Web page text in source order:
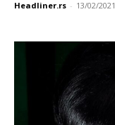
Headliner.rs - 13/02/2021